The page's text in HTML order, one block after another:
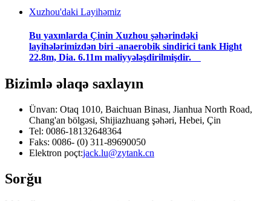
Xuzhou'daki Layihəmiz
Bu yaxınlarda Çinin Xuzhou şəhərindəki
layihələrimizdən biri -anaerobik sindirici tank Hight
22.8m, Dia. 6.11m maliyyələşdirilmişdir.
Bizimlə əlaqə saxlayın
Ünvan: Otaq 1010, Baichuan Binası, Jianhua North Road,
Chang'an bölgəsi, Shijiazhuang şəhəri, Hebei, Çin
Tel: 0086-18132648364
Faks: 0086- (0) 311-89690050
Elektron poçt:jack.lu@zytank.cn
Sorğu